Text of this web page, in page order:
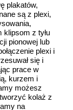
plakatów,
są z plexi,
klipsom z tyłu
pionowej lub
plexi i
się i
prace w
kurzem i
możesz
kolaż z
na